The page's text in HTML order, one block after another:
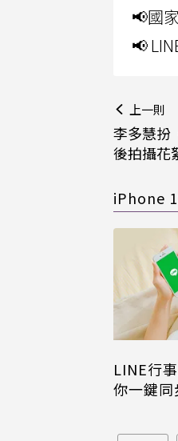
📢國
📢
上一則
李多慧扮
後拍攝花
iPhone
LINE行
你一鍵